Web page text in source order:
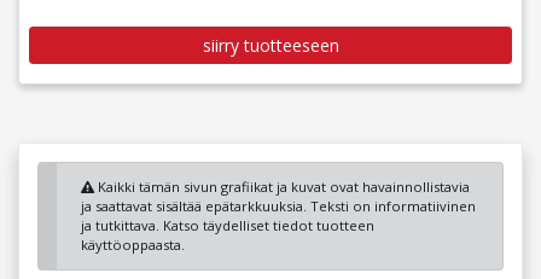
siirry tuotteeseen
Kaikki tämän sivun grafiikat ja kuvat ovat havainnollistavia
ja saattavat sisältää epätarkkuuksia. Teksti on informatiivinen
ja tutkittava. Katso täydelliset tiedot tuotteen
käyttöoppaasta.